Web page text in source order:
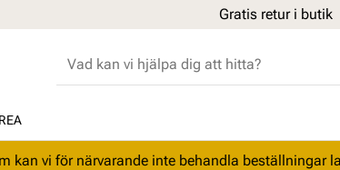
Gratis retur i butik
REA
kan vi för närvarande inte behandla beställningar